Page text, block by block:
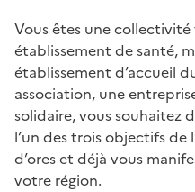
Vous êtes une
établissement de santé,
établissement d’accueil
association, une
solidaire, vous souhaitez
l’un des trois objectifs
d’ores et déjà vous
votre région.